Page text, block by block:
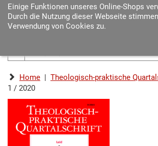
Einige Funktionen unseres Online-Shops
Durch die Nutzung dieser Webseite
Verwendung von Cookies zu.
Home | Theologisch-praktische
1 / 2020